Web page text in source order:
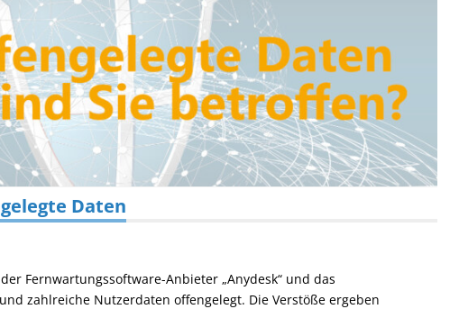
Daten
Fernwartungssoftware-Anbieter „Anydesk“ und das
zahlreiche Nutzerdaten offengelegt. Die Verstöße ergeben